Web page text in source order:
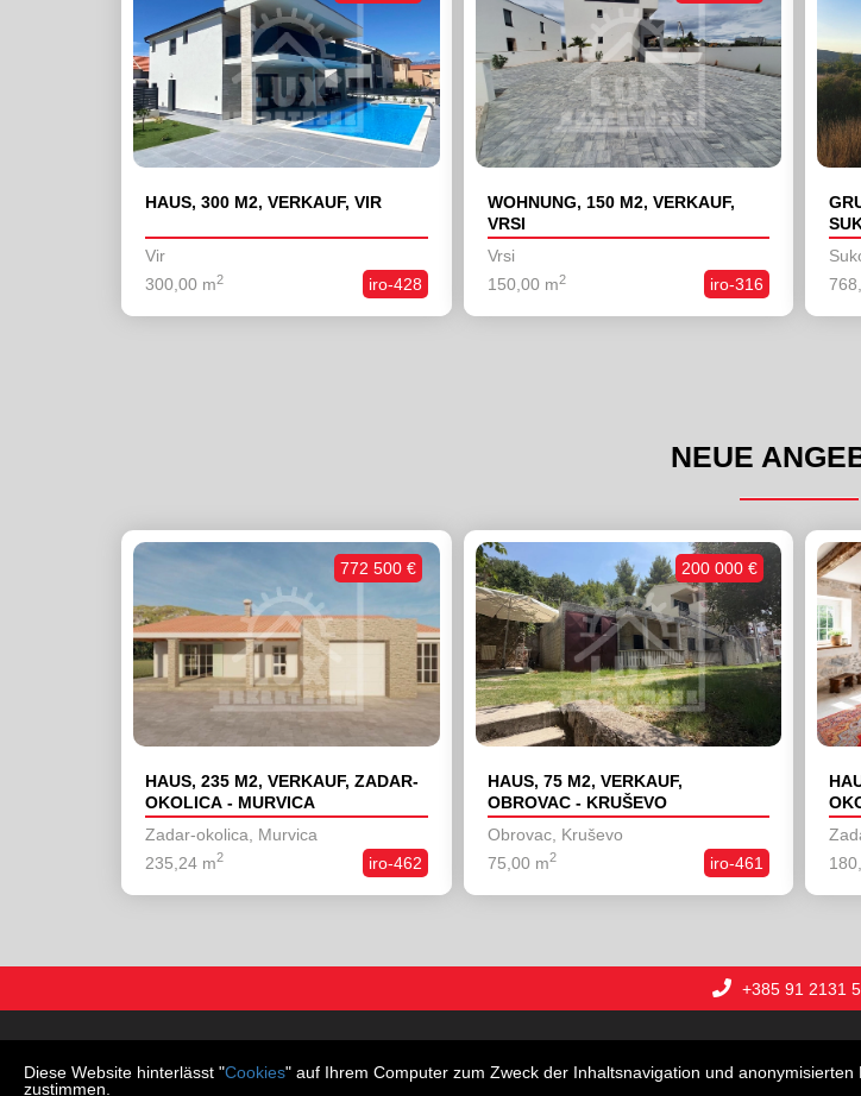
HAUS, 300 M2, VERKAUF, VIR
Vir
iro-428
300,00 m2
WOHNUNG, 150 M2, VERKAUF,
VRSI
Vrsi
iro-316
150,00 m2
NEUE
HAUS, 235 M2, VERKAUF, ZADAR-
OKOLICA - MURVICA
Zadar-okolica, Murvica
iro-462
235,24 m2
772 500 €
HAUS, 75 M2, VERKAUF,
OBROVAC - KRUŠEVO
Obrovac, Kruševo
iro-461
75,00 m2
200 000 €
+385 91 2131
Diese Website hinterlässt "Cookies" auf Ihrem Computer zum Zweck der Inhaltsnavigation und
zustimmen.